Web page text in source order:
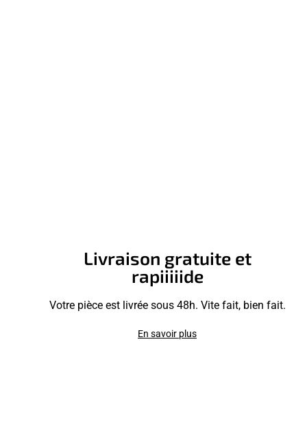
Livraison gratuite et
rapiiiiide
Votre pièce est livrée sous 48h. Vite fait, bien fait.
En savoir plus